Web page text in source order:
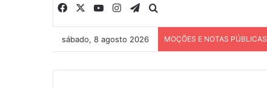
Facebook YouTubeInstagramTelegram
sábado, 8 agosto 2026 MOÇÕES E NOTAS PÚBLICAS